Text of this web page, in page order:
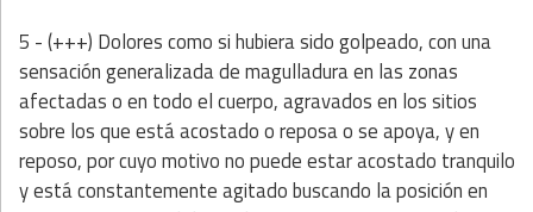
5 - (+++) Dolores como si hubiera sido golpeado, con una
sensación generalizada de magulladura en las zonas
afectadas o en todo el cuerpo, agravados en los sitios
sobre los que está acostado o reposa o se apoya, y en
reposo, por cuyo motivo no puede estar acostado tranquilo
y está constantemente agitado buscando la posición en